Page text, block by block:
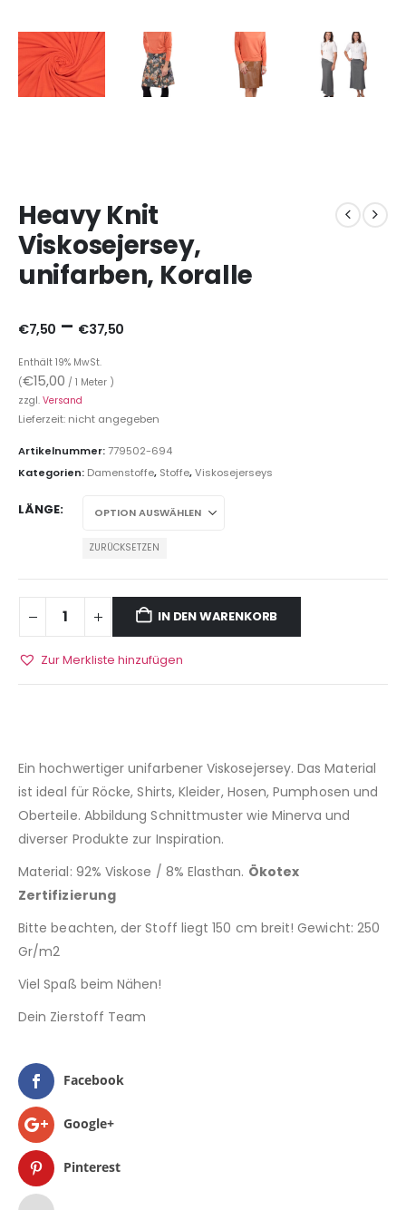
Heavy Knit
Viskosejersey,
unifarben, Koralle
€7,50 – €37,50
Enthält 19% MwSt.
(€15,00 / 1 Meter )
zzgl. Versand
Lieferzeit: nicht angegeben
Artikelnummer:779502-694
Kategorien: Damenstoffe, Stoffe,Viskosejerseys
LÄNGE
ZURÜCKSETZEN
IN DEN WARENKORB
Zur Merkliste hinzufügen
Ein hochwertiger unifarbener Viskosejersey. Das Material
ist ideal für Röcke, Shirts, Kleider, Hosen, Pumphosen und
Oberteile. Abbildung Schnittmuster wie Minerva und
diverser Produkte zur Inspiration.
Material: 92% Viskose / 8% Elasthan. Ökotex
Zertifizierung
Bitte beachten, der Stoff liegt 150 cm breit! Gewicht: 250
Gr/m2
Viel Spaß beim Nähen!
Dein Zierstoff Team
Facebook
Google+
Pinterest